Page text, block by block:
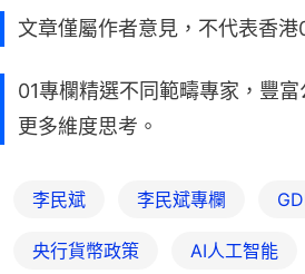
文章僅屬作者意見，不代表香港
01專欄精選不同範疇專家，豐
更多維度思考。
李民斌 李民斌專欄
央行貨幣政策 AI人工智能